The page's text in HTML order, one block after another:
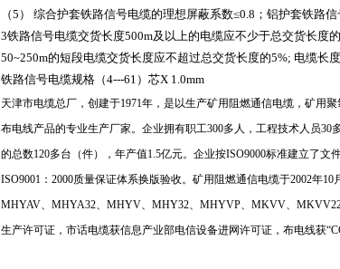
（5 ） 综合护套铁路信号电缆的理想屏蔽系数≤0.8 ；铝护套铁路
3铁路信号电缆交货长度500m及以上的电缆应不少于总交货长度的
50~250m的短段电缆交货长度应不超过总交货长度的5%; 电缆长
铁路信号电缆规格（4---61 ）芯X 1.0mm
天津市电缆总厂，创建于1971年，是以生产矿用阻燃通信电缆，矿用
布电线产品的专业生产厂家。企业拥有职工300多人，工程技术人员30
的总数120多台（件），年产值1.5亿元。企业按ISO9000标准建立了文
ISO9001 ： 2000质量保证体系换版验收。矿用阻燃通信电缆于2002年10
MHYAV、 MHYA32、 MHYV、 MHY32、 MHYVP、 MKVV、
生产许可证，市话电缆获信息产业部电信设备进网许可证，布电线获“